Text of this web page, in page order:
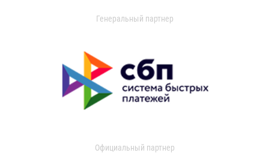
Генеральный партнер
Официальный партнер